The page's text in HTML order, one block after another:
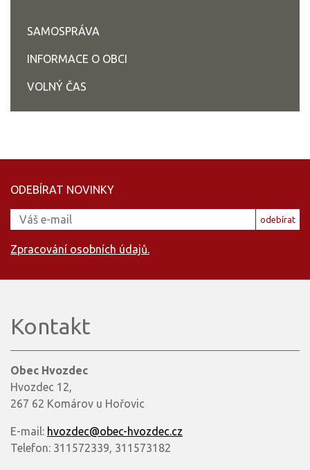
SAMOSPRÁVA
INFORMACE O OBCI
VOLNÝ ČAS
ODEBÍRAT NOVINKY
odebírat
Zpracování osobních údajů.
Kontakt
Obec Hvozdec
Hvozdec 12,
267 62 Komárov u Hořovic
E-mail: hvozdec@obec-hvozdec.cz
Telefon: 311572339, 311573182